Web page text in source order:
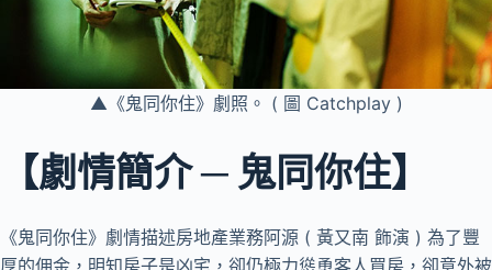
▲《鬼同你住》劇照。 ( 圖 Catchplay )
【劇情簡介 ─ 鬼同你住】
《鬼同你住》劇情描述房地產業務阿源 ( 黃又南 飾演 ) 為了豐